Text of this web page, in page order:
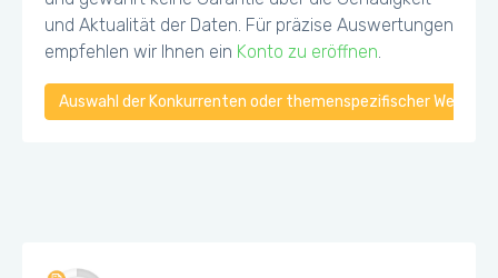
und Aktualität der Daten. Für präzise Auswertungen
empfehlen wir Ihnen ein Konto zu eröffnen.
Auswahl der Konkurrenten oder themenspezifischer